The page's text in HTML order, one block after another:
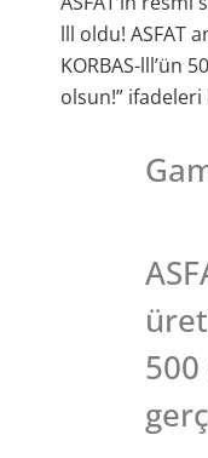
lll oldu! ASFAT
KORBAS-lll’ün
olsun!” ifadeleri